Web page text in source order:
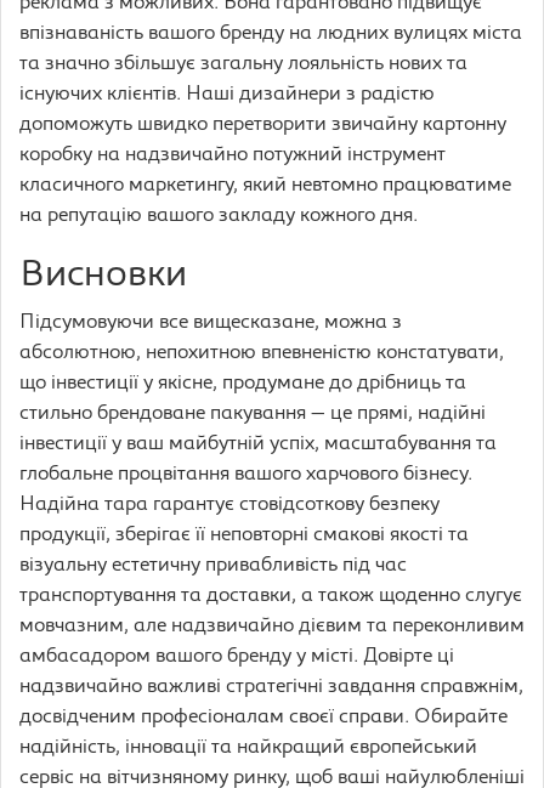
впізнаваність вашого бренду на людних вулицях міста
та значно збільшує загальну лояльність нових та
існуючих клієнтів. Наші дизайнери з радістю
допоможуть швидко перетворити звичайну картонну
коробку на надзвичайно потужний інструмент
класичного маркетингу, який невтомно працюватиме
на репутацію вашого закладу кожного дня.
Висновки
Підсумовуючи все вищесказане, можна з
абсолютною, непохитною впевненістю констатувати,
що інвестиції у якісне, продумане до дрібниць та
стильно брендоване пакування — це прямі, надійні
інвестиції у ваш майбутній успіх, масштабування та
глобальне процвітання вашого харчового бізнесу.
Надійна тара гарантує стовідсоткову безпеку
продукції, зберігає її неповторні смакові якості та
візуальну естетичну привабливість під час
транспортування та доставки, а також щоденно слугує
мовчазним, але надзвичайно дієвим та переконливим
амбасадором вашого бренду у місті. Довірте ці
надзвичайно важливі стратегічні завдання справжнім,
досвідченим професіоналам своєї справи. Обирайте
надійність, інновації та найкращий європейський
сервіс на вітчизняному ринку, щоб ваші найулюбленіші